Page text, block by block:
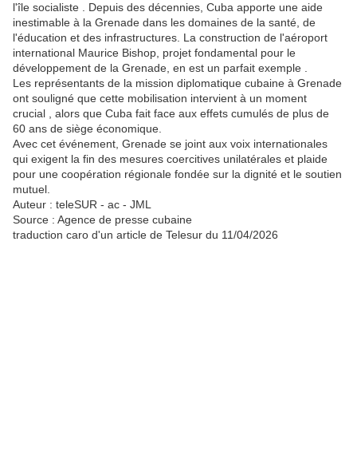
l'île socialiste . Depuis des décennies, Cuba apporte une aide
inestimable à la Grenade dans les domaines de la santé, de
l'éducation et des infrastructures. La construction de l'aéroport
international Maurice Bishop, projet fondamental pour le
développement de la Grenade, en est un parfait exemple .
Les représentants de la mission diplomatique cubaine à Grenade
ont souligné que cette mobilisation intervient à un moment
crucial , alors que Cuba fait face aux effets cumulés de plus de
60 ans de siège économique.
Avec cet événement, Grenade se joint aux voix internationales
qui exigent la fin des mesures coercitives unilatérales et plaide
pour une coopération régionale fondée sur la dignité et le soutien
mutuel.
Auteur : teleSUR - ac - JML
Source : Agence de presse cubaine
traduction caro d'un article de Telesur du 11/04/2026